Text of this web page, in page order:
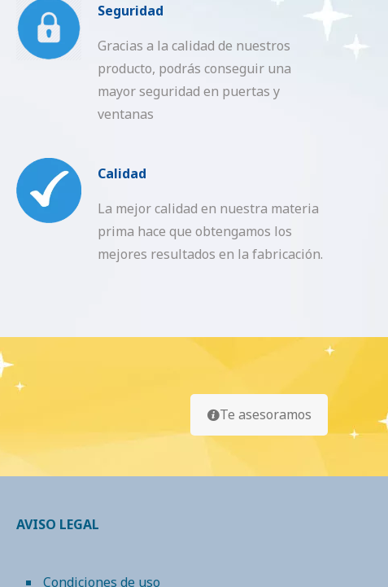
Seguridad
Gracias a la calidad de nuestros
producto, podrás conseguir una
mayor seguridad en puertas y
ventanas
Calidad
La mejor calidad en nuestra materia
prima hace que obtengamos los
mejores resultados en la fabricación.
Te asesoramos
AVISO LEGAL
Condiciones de uso